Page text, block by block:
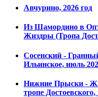
Авчурино, 2026 год
Из Шамордино в
Жиздры (Тропа
Сосенский -
Ильинское, июль
Нижние Прыски -
тропе